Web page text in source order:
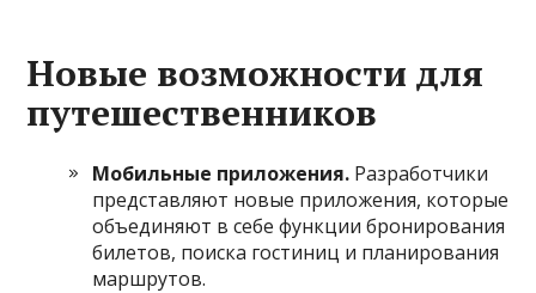
Новые возможности для
путешественников
Мобильные приложения. Разработчики
представляют новые приложения, которые
объединяют в себе функции бронирования
билетов, поиска гостиниц и планирования
маршрутов.